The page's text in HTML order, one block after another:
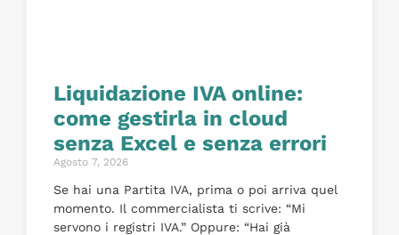
Liquidazione IVA online:
come gestirla in cloud
senza Excel e senza errori
Agosto 7, 2026
Se hai una Partita IVA, prima o poi arriva quel
momento. Il commercialista ti scrive: “Mi
servono i registri IVA.” Oppure: “Hai già